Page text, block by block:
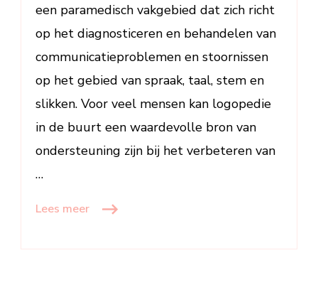
een paramedisch vakgebied dat zich richt
op het diagnosticeren en behandelen van
communicatieproblemen en stoornissen
op het gebied van spraak, taal, stem en
slikken. Voor veel mensen kan logopedie
in de buurt een waardevolle bron van
ondersteuning zijn bij het verbeteren van
…
Lees meer